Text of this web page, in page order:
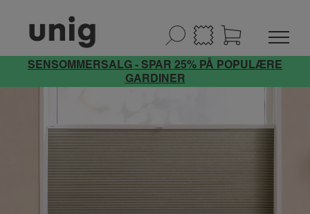
SENSOMMERSALG - SPAR 25% PÅ POPULÆRE
GARDINER